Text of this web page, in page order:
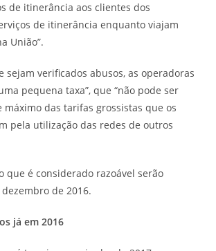
de itinerância aos clientes dos
de itinerância enquanto viajam
União”.
sejam verificados abusos, as operadoras
pequena taxa”, que “não pode ser
das tarifas grossistas que os
pela utilização das redes de outros
que é considerado razoável serão
de 2016.
já em 2016